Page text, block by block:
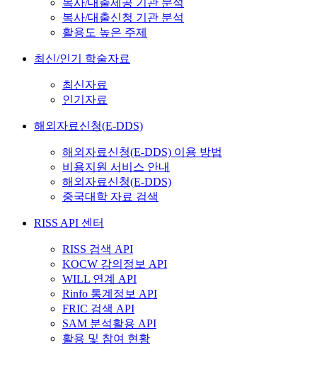
복사/대출제공 기관 분석
복사/대출신청 기관 분석
활용도 높은 주제
최신/인기 학술자료
최신자료
인기자료
해외자료신청(E-DDS)
해외자료신청(E-DDS) 이용 방법
비용지원 서비스 안내
해외자료신청(E-DDS)
중국대학 자료 검색
RISS API 센터
RISS 검색 API
KOCW 강의정보 API
WILL 연계 API
Rinfo 통계정보 API
FRIC 검색 API
SAM 분석활용 API
활용 및 참여 현황